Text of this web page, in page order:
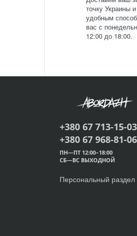
точку Украины
удобным
вас с
12:00 до 18:00.
+380 67 713-15-03
+380 67 968-81-06
ПН—ПТ 12:00–18:00
СБ—ВС ВЫХОДНОЙ
Персональный раздел